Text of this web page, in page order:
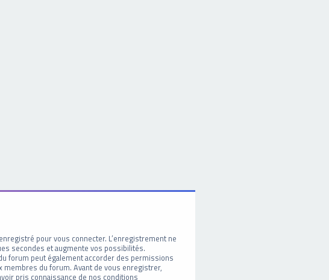
pour vous connecter. L’enregistrement ne
secondes et augmente vos possibilités.
forum peut également accorder des permissions
membres du forum. Avant de vous enregistrer,
pris connaissance de nos conditions